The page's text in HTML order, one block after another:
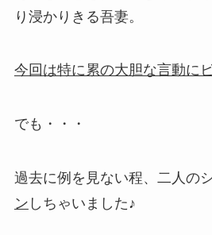
り浸かりきる吾妻。
今回は特に累の大胆な言動に
でも・・・
過去に例を見ない程、二人の
ン しちゃいました♪